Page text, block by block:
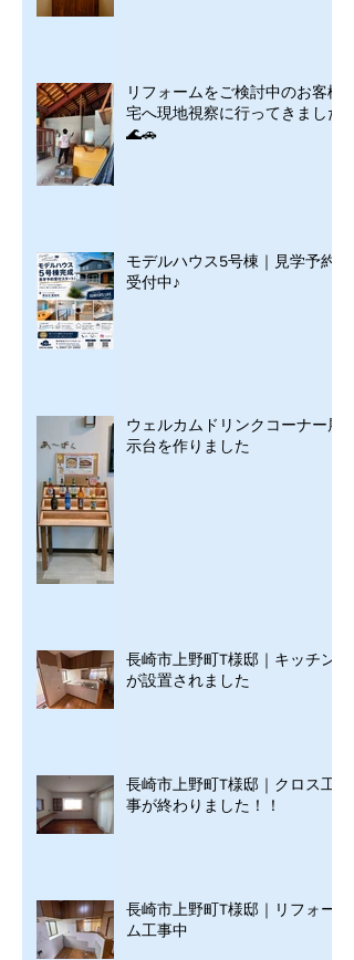
リフォームをご検討中のお客様
宅へ現地視察に行ってきました
🌊🚗
モデルハウス5号棟｜見学予約
受付中♪
ウェルカムドリンクコーナー展
示台を作りました
長崎市上野町T様邸｜キッチン
が設置されました
長崎市上野町T様邸｜クロス工
事が終わりました！！
長崎市上野町T様邸｜リフォー
ム工事中